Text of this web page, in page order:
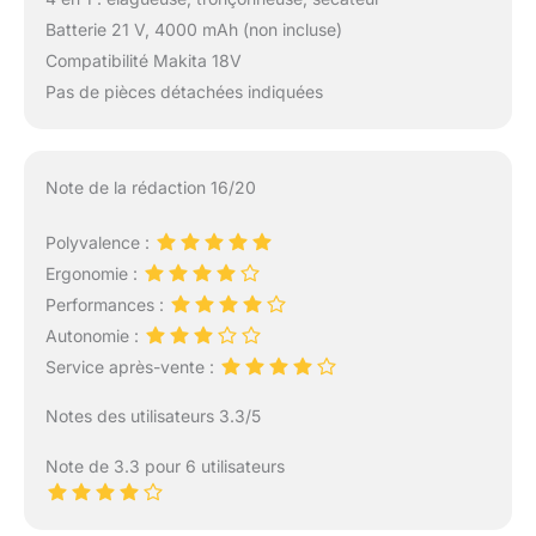
l'aménagement paysager
peuvent être facilement
déboisage et le hachage.
Batterie 21 V, 4000 mAh (non incluse)
Compatibilité Makita 18V
Pas de pièces détachées indiquées
Note de la rédaction 16/20
Polyvalence :
Ergonomie :
Performances :
Autonomie :
Service après-vente :
Notes des utilisateurs 3.3/5
Note de 3.3 pour 6 utilisateurs